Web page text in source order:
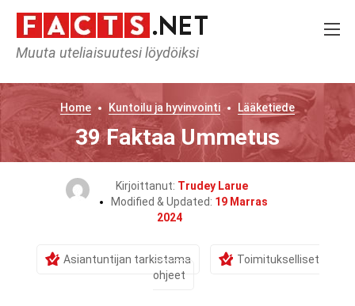
Muuta uteliaisuutesi löydöiksi
Home Kuntoilu ja hyvinvointi Lääketiede
39 Faktaa Ummetus
Kirjoittanut: Trudey Larue
Modified & Updated: 19 Marras
2024
Asiantuntijan tarkistama
Toimitukselliset
ohjeet